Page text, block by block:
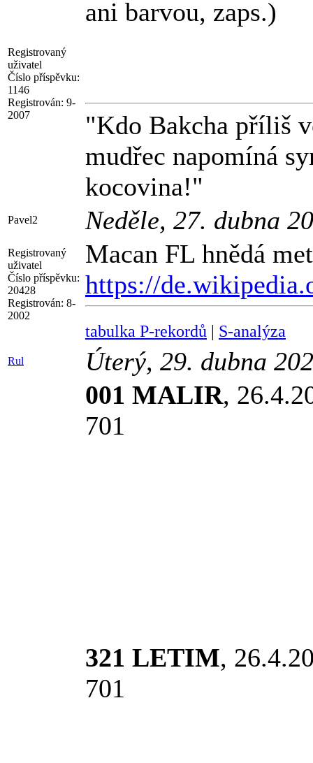
Registrovaný
uživatel
Číslo příspěvku:
1146
Registrován: 9-
2007
ani barvou, zaps.)
"Kdo Bakcha příliš
mudřec napomíná
kocovina!"
Pavel2 Neděle, 27. dubna
Registrovaný
uživatel
Číslo příspěvku:
20428
Registrován: 8-
2002
Macan FL hnědá
https://
tabulka P-rekordů | S-analýza
Rul Úterý, 29. dubna
001 MALIR,
701
321 LETIM,
701